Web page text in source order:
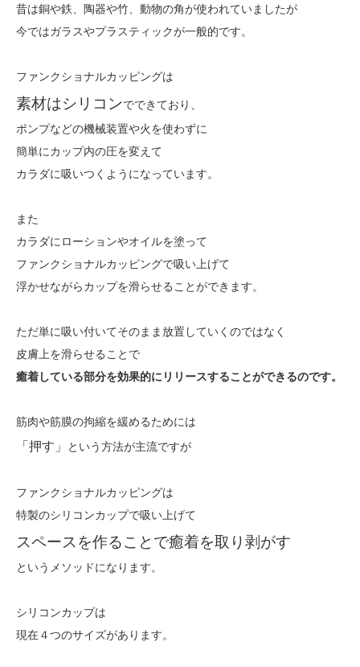
昔は銅や鉄、陶器や竹、動物の角が使われていましたが
今ではガラスやプラスティックが一般的です。
ファンクショナルカッピングは
素材はシリコンでできており、
ポンプなどの機械装置や火を使わずに
簡単にカップ内の圧を変えて
カラダに吸いつくようになっています。
また
カラダにローションやオイルを塗って
ファンクショナルカッピングで吸い上げて
浮かせながらカップを滑らせることができます。
ただ単に吸い付いてそのまま放置していくのではなく
皮膚上を滑らせることで
癒着している部分を効果的にリリースすることができるのです。
筋肉や筋膜の拘縮を緩めるためには
「押す」 という方法が主流ですが
ファンクショナルカッピングは
特製のシリコンカップで吸い上げて
スペースを作ることで癒着を取り剥がす
というメソッドになります。
シリコンカップは
現在４つのサイズがあります。